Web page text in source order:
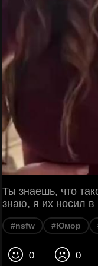
Ты знаешь, что
знаю, я их носил в
#nsfw #Юмор
0 0